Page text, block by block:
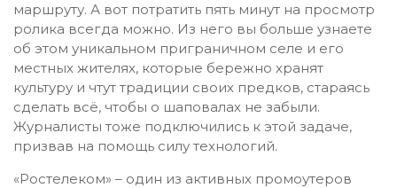
маршруту. А вот потратить пять минут на просмотр
ролика всегда можно. Из него вы больше узнаете
об этом уникальном приграничном селе и его
местных жителях, которые бережно хранят
культуру и чтут традиции своих предков, стараясь
сделать всё, чтобы о шаповалах не забыли.
Журналисты тоже подключились к этой задаче,
призвав на помощь силу технологий.
«Ростелеком» – один из активных промоутеров